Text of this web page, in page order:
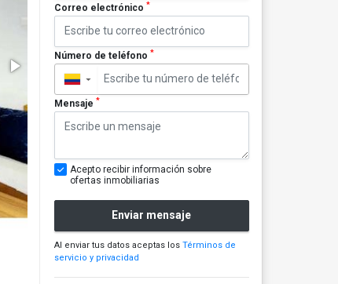
Correo electrónico *
Número de teléfono *
▼
Mensaje *
Acepto recibir información sobre
ofertas inmobiliarias
Enviar mensaje
Al enviar tus datos aceptas los Términos de
servicio y privacidad